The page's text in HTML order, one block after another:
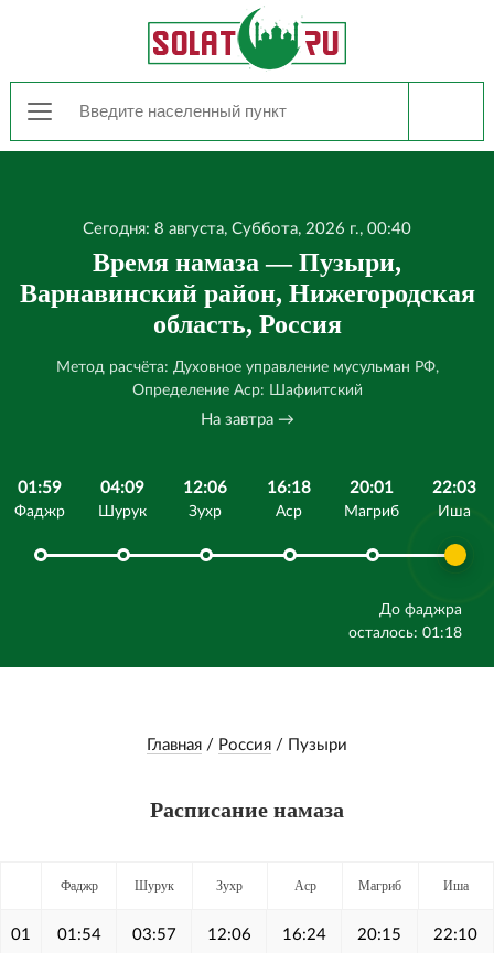
Сегодня: 8 августа, Суббота, 2026 г., 00:40
Время намаза — Пузыри,
Варнавинский район, Нижегородская
область, Россия
Метод расчёта: Духовное управление мусульман РФ,
Определение Аср: Шафиитский
На завтра →
01:59
Фаджр
04:09
Шурук
12:06
Зухр
16:18
Аср
20:01
Магриб
22:03
Иша
До фаджра
осталось: 01:18
Главная / Россия / Пузыри
Расписание намаза
Фаджр Шурук Зухр Аср Магриб Иша
01 01:54 03:57 12:06 16:24 20:15 22:10